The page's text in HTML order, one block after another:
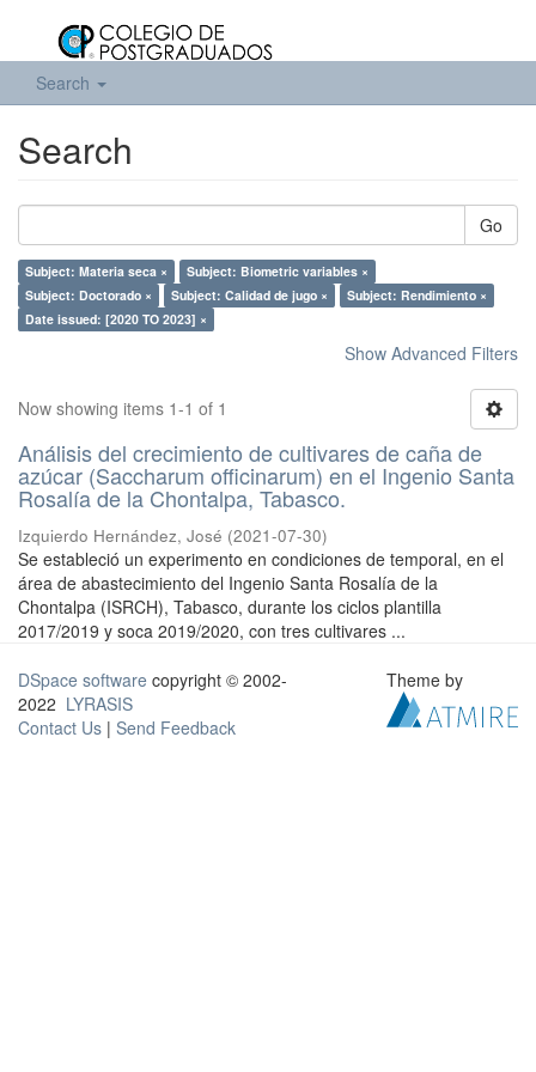
Search
Search
Go
Subject: Materia seca ×
Subject: Biometric variables ×
Subject: Doctorado ×
Subject: Calidad de jugo ×
Subject: Rendimiento ×
Date issued: [2020 TO 2023] ×
Show Advanced Filters
Now showing items 1-1 of 1
Análisis del crecimiento de cultivares de caña de
azúcar (Saccharum officinarum) en el Ingenio Santa
Rosalía de la Chontalpa, Tabasco.
Izquierdo Hernández, José (2021-07-30)
Se estableció un experimento en condiciones de temporal, en el
área de abastecimiento del Ingenio Santa Rosalía de la
Chontalpa (ISRCH), Tabasco, durante los ciclos plantilla
2017/2019 y soca 2019/2020, con tres cultivares ...
DSpace software copyright © 2002-
2022 LYRASIS
Contact Us | Send Feedback
Theme by